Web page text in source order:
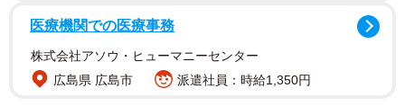
医療機関での医療事務
株式会社アソウ・ヒューマニーセンター
広島県 広島市
派遣社員：時給1,350円